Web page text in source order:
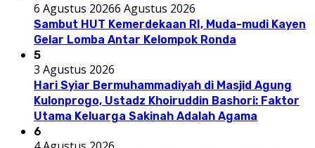
6 Agustus 20266 Agustus 2026
Sambut HUT Kemerdekaan RI, Muda-mudi Kayen
Gelar Lomba Antar Kelompok Ronda
5
3 Agustus 2026
Hari Syiar Bermuhammadiyah di Masjid Agung
Kulonprogo, Ustadz Khoiruddin Bashori: Faktor
Utama Keluarga Sakinah Adalah Agama
6